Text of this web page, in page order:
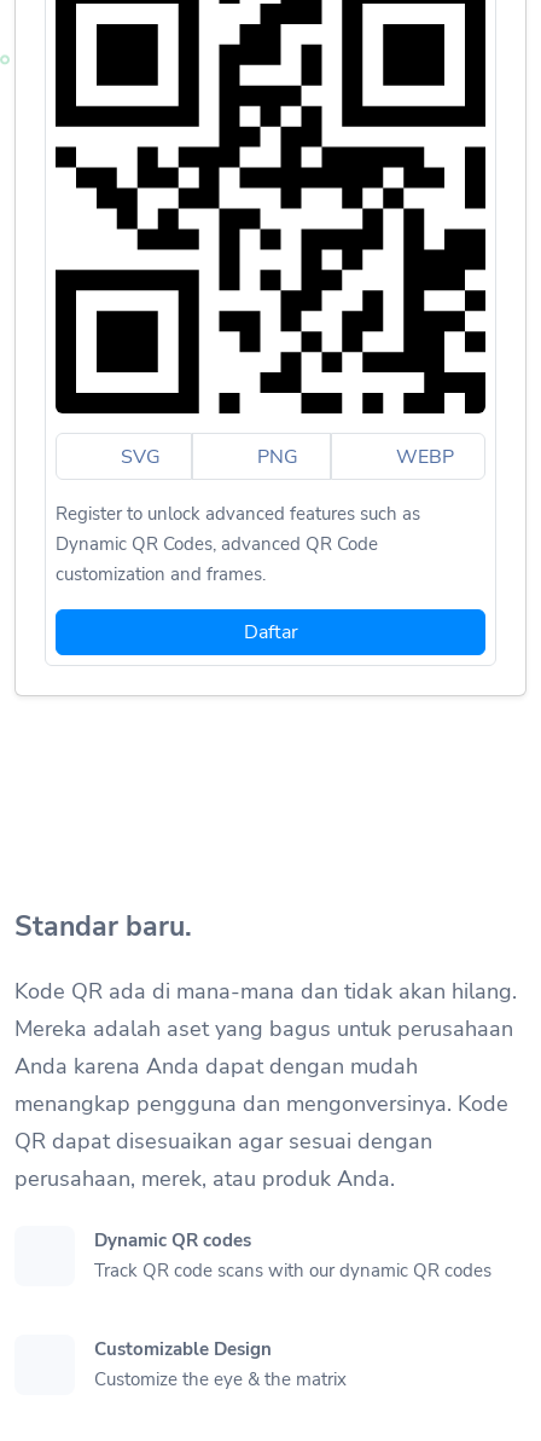
SVG PNG WEBP
Register to unlock advanced features such as
Dynamic QR Codes, advanced QR Code
customization and frames.
Daftar
Standar baru.
Kode QR ada di mana-mana dan tidak akan hilang.
Mereka adalah aset yang bagus untuk perusahaan
Anda karena Anda dapat dengan mudah
menangkap pengguna dan mengonversinya. Kode
QR dapat disesuaikan agar sesuai dengan
perusahaan, merek, atau produk Anda.
Dynamic QR codes
Track QR code scans with our dynamic QR codes
Customizable Design
Customize the eye & the matrix